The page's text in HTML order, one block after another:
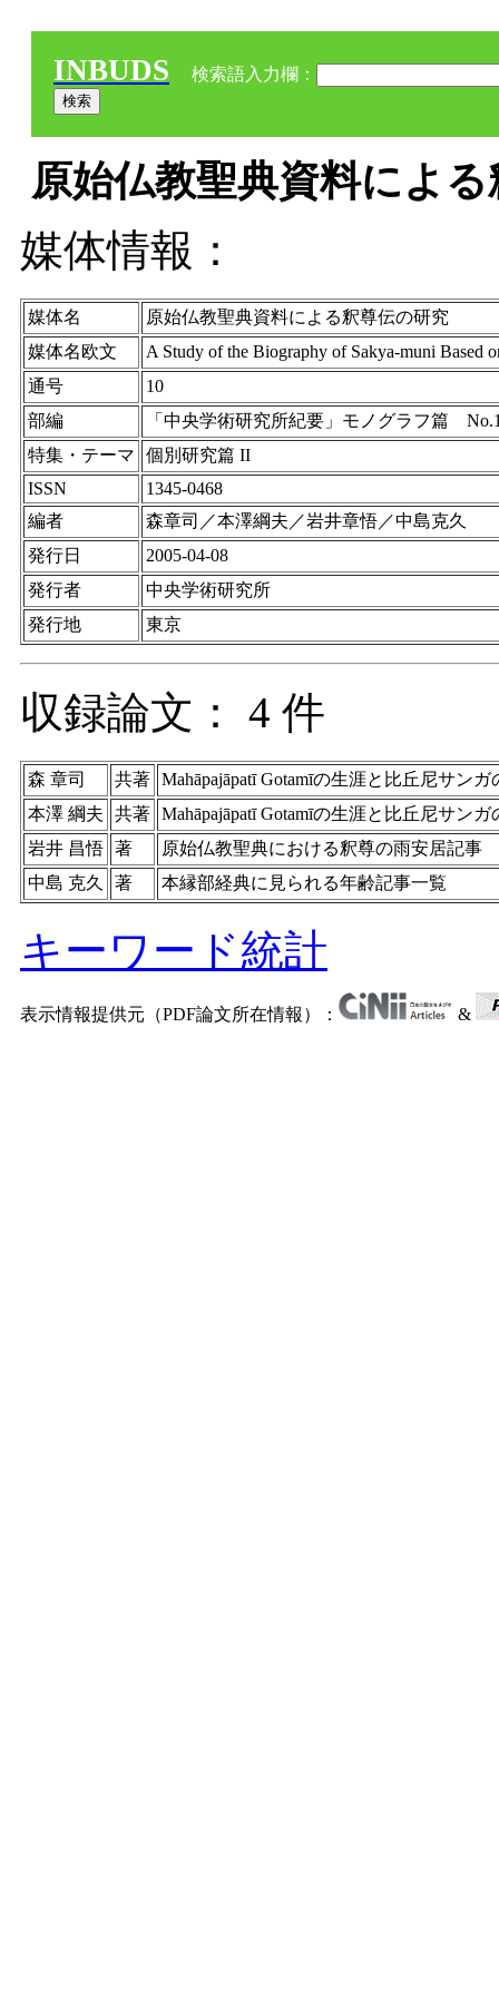
INBUDS 検索語入力欄：
原始仏教聖典資料によ
媒体情報：
媒体名
原始仏教聖典資料による釈尊伝の研究
媒体名欧文
A Study of the Biography of Sakya-muni Based
通号
10
部編
「中央学術研究所紀要」モノグラフ篇
特集・テーマ
個別研究篇 II
ISSN
1345-0468
編者
森章司／本澤綱夫／岩井章悟／中島克久
発行日
2005-04-08
発行者
中央学術研究所
発行地
東京
収録論文： 4 件
森 章司 共著 Mahāpajāpatī Gotamīの生涯と比丘尼サンガ
本澤 綱夫
共著 Mahāpajāpatī Gotamīの生涯と比丘尼サンガ
岩井 昌悟 著
原始仏教聖典における釈尊の雨安居記事
中島 克久
著 本縁部経典に見られる年齢記事一覧
キーワード統計
表示情報提供元（PDF論文所在情報）： &